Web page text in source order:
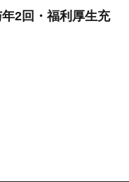
2回・福利厚生充